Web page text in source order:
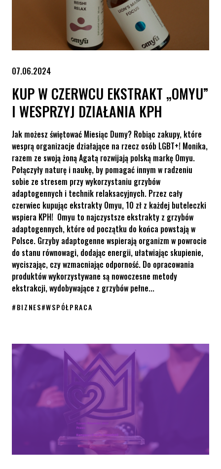
07.06.2024
KUP W CZERWCU EKSTRAKT „OMYU”
I WESPRZYJ DZIAŁANIA KPH
Jak możesz świętować Miesiąc Dumy? Robiąc zakupy, które
wesprą organizacje działające na rzecz osób LGBT+! Monika,
razem ze swoją żoną Agatą rozwijają polską markę Omyu.
Połączyły naturę i naukę, by pomagać innym w radzeniu
sobie ze stresem przy wykorzystaniu grzybów
adaptogennych i technik relaksacyjnych. Przez cały
czerwiec kupując ekstrakty Omyu, 10 zł z każdej buteleczki
wspiera KPH! Omyu to najczystsze ekstrakty z grzybów
adaptogennych, które od początku do końca powstają w
Polsce. Grzyby adaptogenne wspierają organizm w powrocie
do stanu równowagi, dodając energii, ułatwiając skupienie,
wyciszając, czy wzmacniając odporność. Do opracowania
produktów wykorzystywane są nowoczesne metody
ekstrakcji, wydobywające z grzybów pełne...
#BIZNES#WSPÓŁPRACA